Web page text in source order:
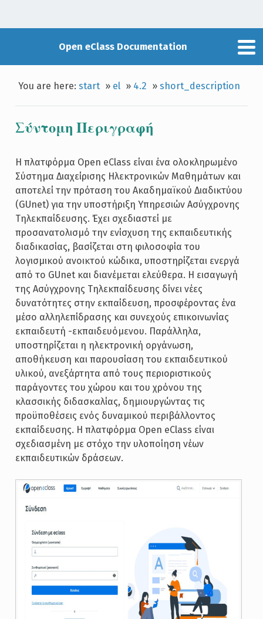
Open eClass Documentation
You are here:start » el » 4.2 »short_description
Σύντομη Περιγραφή
Η πλατφόρμα Open eClass είναι ένα ολοκληρωμένο
Σύστημα Διαχείρισης Ηλεκτρονικών Μαθημάτων και
αποτελεί την πρόταση του Ακαδημαϊκού Διαδικτύου
(GUnet) για την υποστήριξη Υπηρεσιών Ασύγχρονης
Τηλεκπαίδευσης. Έχει σχεδιαστεί με
προσανατολισμό την ενίσχυση της εκπαιδευτικής
διαδικασίας, βασίζεται στη φιλοσοφία του
λογισμικού ανοικτού κώδικα, υποστηρίζεται ενεργά
από το GUnet και διανέμεται ελεύθερα. Η εισαγωγή
της Ασύγχρονης Τηλεκπαίδευσης δίνει νέες
δυνατότητες στην εκπαίδευση, προσφέροντας ένα
μέσο αλληλεπίδρασης και συνεχούς επικοινωνίας
εκπαιδευτή -εκπαιδευόμενου. Παράλληλα,
υποστηρίζεται η ηλεκτρονική οργάνωση,
αποθήκευση και παρουσίαση του εκπαιδευτικού
υλικού, ανεξάρτητα από τους περιοριστικούς
παράγοντες του χώρου και του χρόνου της
κλασσικής διδασκαλίας, δημιουργώντας τις
προϋποθέσεις ενός δυναμικού περιβάλλοντος
εκπαίδευσης. Η πλατφόρμα Open eClass είναι
σχεδιασμένη με στόχο την υλοποίηση νέων
εκπαιδευτικών δράσεων.